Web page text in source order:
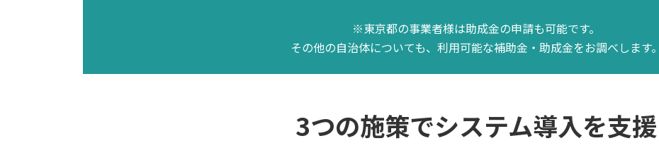
※東京都の事業者様は助成金の申請も可能です。
その他の自治体についても、 利用可能な補助金・助成金をお調べします。
3つの施策でシステム導入を支援